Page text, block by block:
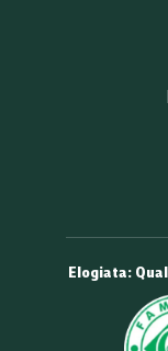
Elogiata: